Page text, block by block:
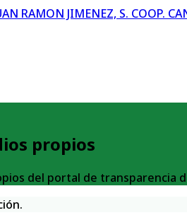
propios
del portal de transparencia del